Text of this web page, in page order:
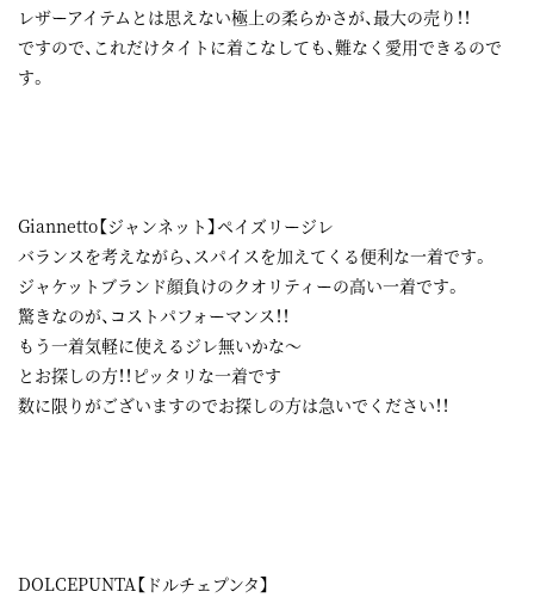
レザーアイテムとは思えない極上の柔らかさが、最大の売り！！
ですので、これだけタイトに着こなしても、難なく愛用できるので
す。
Giannetto【ジャンネット】ペイズリージレ
バランスを考えながら、スパイスを加えてくる便利な一着です。
ジャケットブランド顔負けのクオリティーの高い一着です。
驚きなのが、コストパフォーマンス！！
もう一着気軽に使えるジレ無いかな～
とお探しの方！！ピッタリな一着です
数に限りがございますのでお探しの方は急いでください！！
DOLCEPUNTA【ドルチェプンタ】